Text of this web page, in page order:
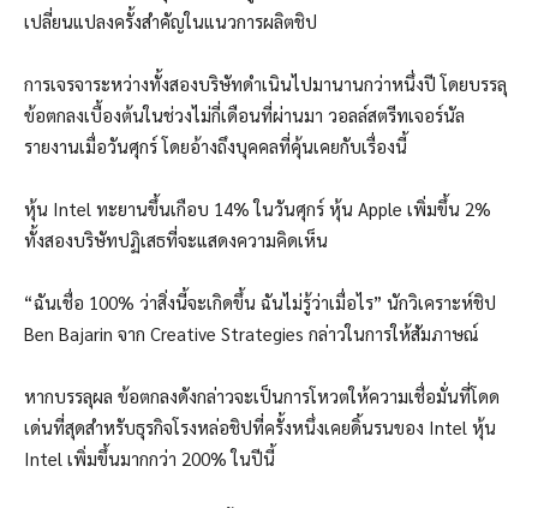
เปลี่ยนแปลงครั้งสำคัญในแนวการผลิตชิป
การเจรจาระหว่างทั้งสองบริษัทดำเนินไปมานานกว่าหนึ่งปี โดยบรรลุ
ข้อตกลงเบื้องต้นในช่วงไม่กี่เดือนที่ผ่านมา วอลล์สตรีทเจอร์นัล
รายงานเมื่อวันศุกร์ โดยอ้างถึงบุคคลที่คุ้นเคยกับเรื่องนี้
หุ้น Intel ทะยานขึ้นเกือบ 14% ในวันศุกร์ หุ้น Apple เพิ่มขึ้น 2%
ทั้งสองบริษัทปฏิเสธที่จะแสดงความคิดเห็น
“ฉันเชื่อ 100% ว่าสิ่งนี้จะเกิดขึ้น ฉันไม่รู้ว่าเมื่อไร” นักวิเคราะห์ชิป
Ben Bajarin จาก Creative Strategies กล่าวในการให้สัมภาษณ์
หากบรรลุผล ข้อตกลงดังกล่าวจะเป็นการโหวตให้ความเชื่อมั่นที่โดด
เด่นที่สุดสำหรับธุรกิจโรงหล่อชิปที่ครั้งหนึ่งเคยดิ้นรนของ Intel หุ้น
Intel เพิ่มขึ้นมากกว่า 200% ในปีนี้